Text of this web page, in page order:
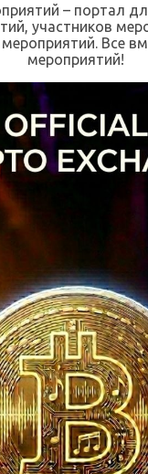
– портал
участников
Все
мероприятий!